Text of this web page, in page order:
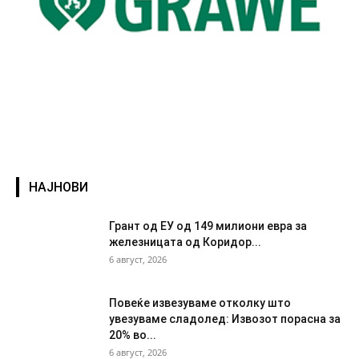
НАЈНОВИ
Грант од ЕУ од 149 милиони евра за
железницата од Коридор...
6 август, 2026
Повеќе извезуваме отколку што
увезуваме сладолед: Извозот порасна за
20% во...
6 август, 2026